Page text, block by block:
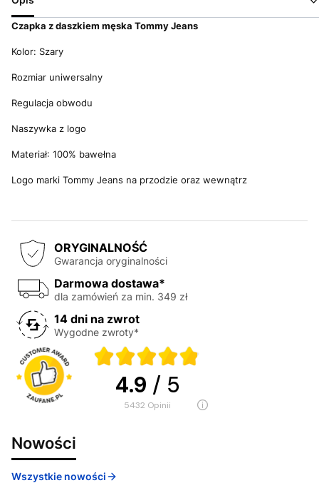
Czapka z daszkiem męska Tommy Jeans
Kolor: Szary
Rozmiar uniwersalny
Regulacja obwodu
Naszywka z logo
Materiał: 100% bawełna
Logo marki Tommy Jeans na przodzie oraz wewnątrz
ORYGINALNOŚĆ
Gwarancja oryginalności
Darmowa dostawa*
dla zamówień za min. 349 zł
14 dni na zwrot
Wygodne zwroty*
4.9 / 5
5432 opinii
Nowości
Wszystkie nowości